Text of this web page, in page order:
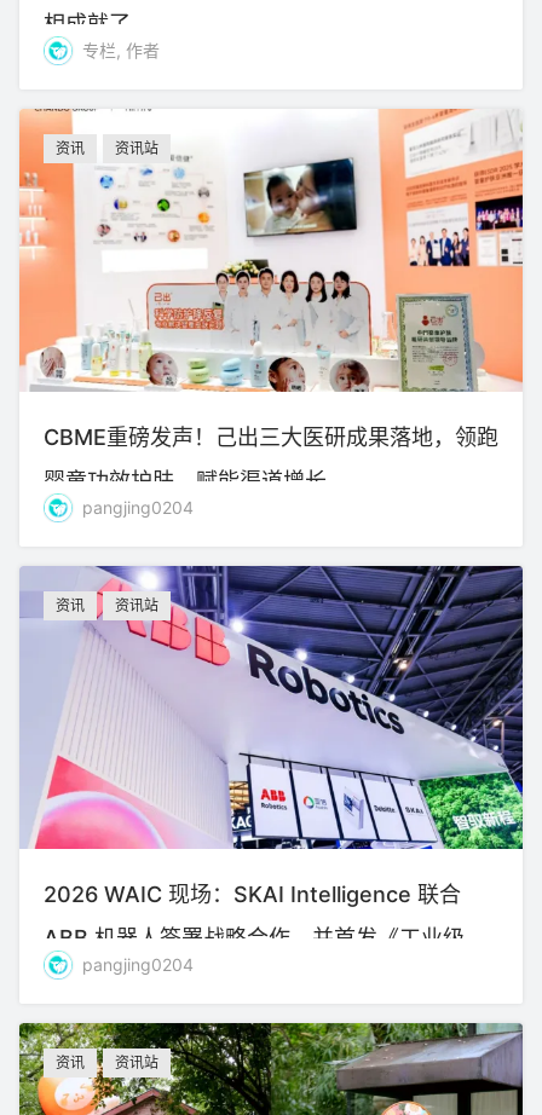
相成就了
专栏, 作者
资讯 资讯站
CBME重磅发声！己出三大医研成果落地，领跑
婴童功效护肤、赋能渠道增长
pangjing0204
资讯 资讯站
2026 WAIC 现场：SKAI Intelligence 联合
ABB 机器人签署战略合作，并首发《工业级物
理AI赋能高精密制造》
pangjing0204
资讯 资讯站